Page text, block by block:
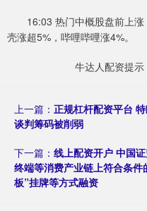
16:03 热门中概股盘前上涨
壳涨超5%，哔哩哔哩涨4%。
牛达人配资提示
上一篇： 正规杠杆配资平台
谈判筹码被削弱
下一篇： 线上配资开户 中国
终端等消费产业链上符合条
板”挂牌等方式融资